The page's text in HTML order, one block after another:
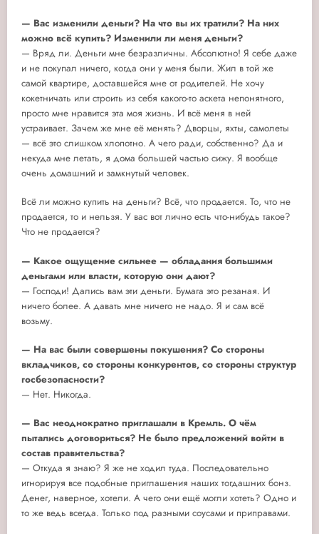
— Вас изменили деньги? На что вы их тратили? На них
можно всё купить? Изменили ли меня деньги?
— Вряд ли. Деньги мне безразличны. Абсолютно! Я себе даже
и не покупал ничего, когда они у меня были. Жил в той же
самой квартире, доставшейся мне от родителей. Не хочу
кокетничать или строить из себя какого-то аскета непонятного,
просто мне нравится эта моя жизнь. И всё меня в ней
устраивает. Зачем же мне её менять? Дворцы, яхты, самолеты
— всё это слишком хлопотно. А чего ради, собственно? Да и
некуда мне летать, я дома большей частью сижу. Я вообще
очень домашний и замкнутый человек.
Всё ли можно купить на деньги? Всё, что продается. То, что не
продается, то и нельзя. У вас вот лично есть что-нибудь такое?
Что не продается?
— Какое ощущение сильнее — обладания большими
деньгами или власти, которую они дают?
— Господи! Дались вам эти деньги. Бумага это резаная. И
ничего более. А давать мне ничего не надо. Я и сам всё
возьму.
— На вас были совершены покушения? Со стороны
вкладчиков, со стороны конкурентов, со стороны структур
госбезопасности?
— Нет. Никогда.
— Вас неоднократно приглашали в Кремль. О чём
пытались договориться? Не было предложений войти в
состав правительства?
— Откуда я знаю? Я же не ходил туда. Последовательно
игнорируя все подобные приглашения наших тогдашних бонз.
Денег, наверное, хотели. А чего они ещё могли хотеть? Одно и
то же ведь всегда. Только под разными соусами и приправами.